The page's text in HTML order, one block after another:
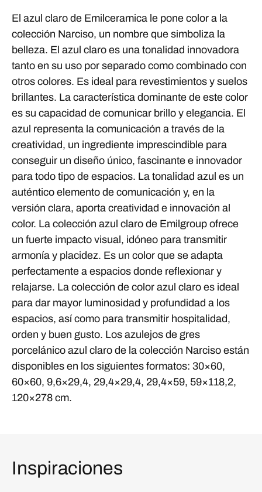
El azul claro de Emilceramica le pone color a la
colección Narciso, un nombre que simboliza la
belleza. El azul claro es una tonalidad innovadora
tanto en su uso por separado como combinado con
otros colores. Es ideal para revestimientos y suelos
brillantes. La característica dominante de este color
es su capacidad de comunicar brillo y elegancia. El
azul representa la comunicación a través de la
creatividad, un ingrediente imprescindible para
conseguir un diseño único, fascinante e innovador
para todo tipo de espacios. La tonalidad azul es un
auténtico elemento de comunicación y, en la
versión clara, aporta creatividad e innovación al
color. La colección azul claro de Emilgroup ofrece
un fuerte impacto visual, idóneo para transmitir
armonía y placidez. Es un color que se adapta
perfectamente a espacios donde reflexionar y
relajarse. La colección de color azul claro es ideal
para dar mayor luminosidad y profundidad a los
espacios, así como para transmitir hospitalidad,
orden y buen gusto. Los azulejos de gres
porcelánico azul claro de la colección Narciso están
disponibles en los siguientes formatos: 30×60,
60×60, 9,6×29,4, 29,4×29,4, 29,4×59, 59×118,2,
120×278 cm.
Inspiraciones